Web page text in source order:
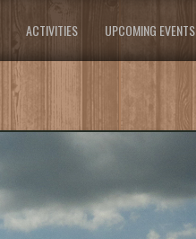
ACTIVITIES UPCOMING EVENTS